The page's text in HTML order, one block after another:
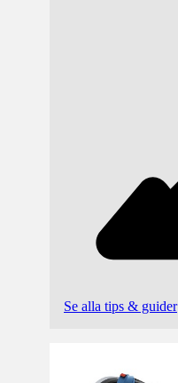
Se alla tips & guider